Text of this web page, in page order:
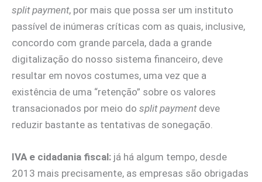
split payment, por mais que possa ser um instituto
passível de inúmeras críticas com as quais, inclusive,
concordo com grande parcela, dada a grande
digitalização do nosso sistema financeiro, deve
resultar em novos costumes, uma vez que a
existência de uma “retenção” sobre os valores
transacionados por meio do split paymentdeve
reduzir bastante as tentativas de sonegação.
IVA e cidadania fiscal: já há algum tempo, desde
2013 mais precisamente, as empresas são obrigadas